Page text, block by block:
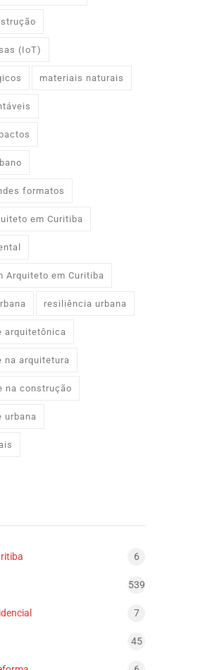
(IoT)
materiais naturais
formatos
em Curitiba
Arquiteto em Curitiba
resiliência urbana
arquitetônica
na arquitetura
na construção
urbana
6
539
7
45